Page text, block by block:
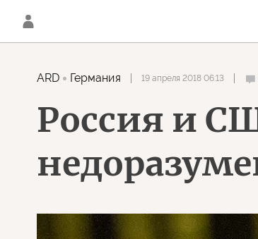
ARD Германия 19 апреля 2018 06:13
Россия и